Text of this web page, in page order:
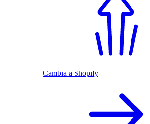
Cambia a Shopify